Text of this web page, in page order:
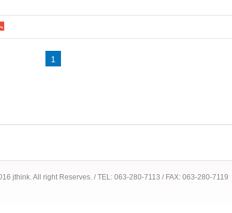
1
jthink. All right Reserves. / TEL: 063-280-7113 / FAX: 063-280-7119